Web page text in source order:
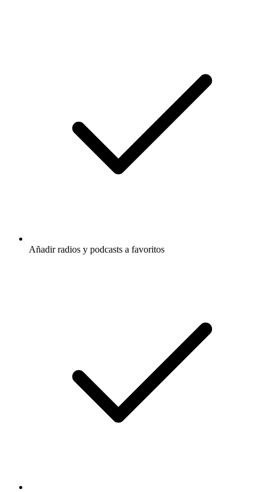
Añadir radios y podcasts a favoritos